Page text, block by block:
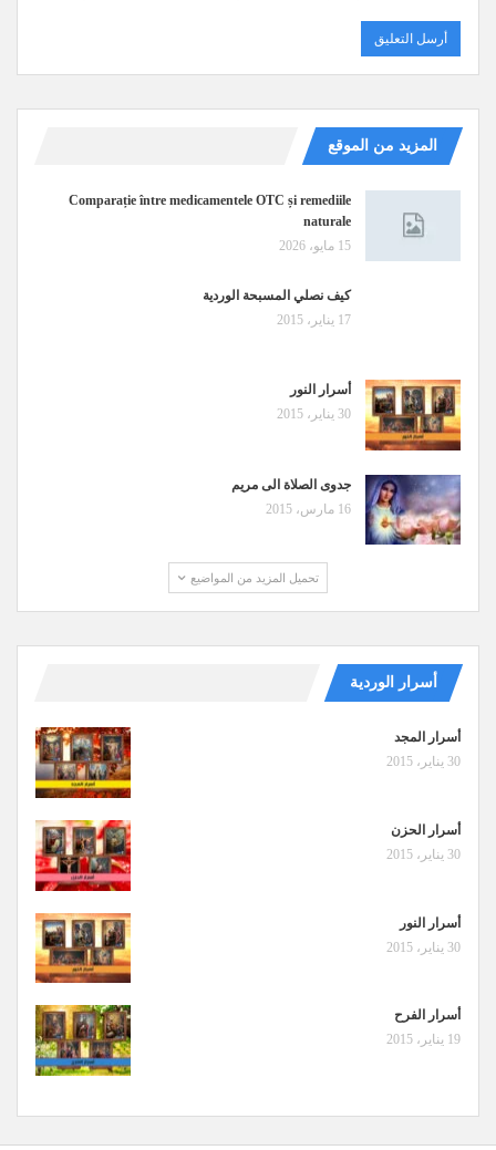
المزيد من الموقع
Comparație între medicamentele OTC și remediile
naturale
15 مايو، 2026
كيف نصلي المسبحة الوردية
17 يناير، 2015
أسرار النور
30 يناير، 2015
جدوى الصلاة الى مريم
16 مارس، 2015
تحميل المزيد من المواضيع
أسرار الوردية
أسرار المجد
30 يناير، 2015
أسرار الحزن
30 يناير، 2015
أسرار النور
30 يناير، 2015
أسرار الفرح
19 يناير، 2015